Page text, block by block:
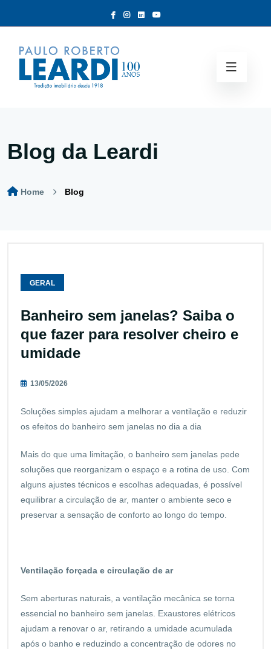
Blog da Leardi
Home Blog
GERAL
Banheiro sem janelas? Saiba o
que fazer para resolver cheiro e
umidade
13/05/2026
Soluções simples ajudam a melhorar a ventilação e reduzir
os efeitos do banheiro sem janelas no dia a dia
Mais do que uma limitação, o banheiro sem janelas pede
soluções que reorganizam o espaço e a rotina de uso. Com
alguns ajustes técnicos e escolhas adequadas, é possível
equilibrar a circulação de ar, manter o ambiente seco e
preservar a sensação de conforto ao longo do tempo.
Ventilação forçada e circulação de ar
Sem aberturas naturais, a ventilação mecânica se torna
essencial no banheiro sem janelas. Exaustores elétricos
ajudam a renovar o ar, retirando a umidade acumulada
após o banho e reduzindo a concentração de odores no